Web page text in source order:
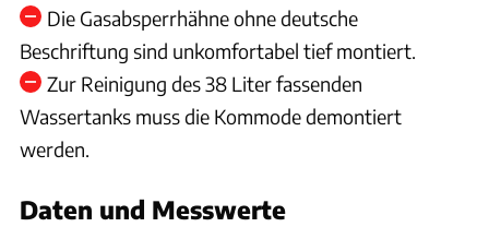
Die Gasabsperrhähne ohne deutsche
Beschriftung sind unkomfortabel tief montiert.
Zur Reinigung des 38 Liter fassenden
Wassertanks muss die Kommode demontiert
werden.
Daten und Messwerte